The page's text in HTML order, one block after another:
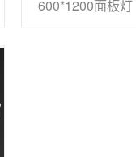
600*1200面板灯